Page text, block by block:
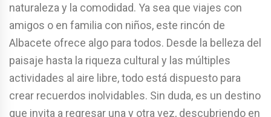
naturaleza y la comodidad. Ya sea que viajes con
amigos o en familia con niños, este rincón de
Albacete ofrece algo para todos. Desde la belleza del
paisaje hasta la riqueza cultural y las múltiples
actividades al aire libre, todo está dispuesto para
crear recuerdos inolvidables. Sin duda, es un destino
que invita a regresar una y otra vez, descubriendo en